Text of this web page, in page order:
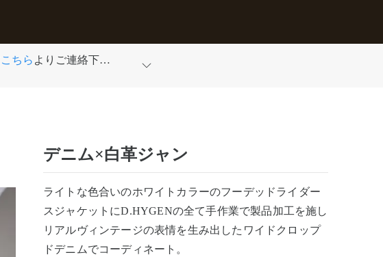
こちら よりご連絡下さ
デニム×白革ジャン
ライトな色合いのホワイトカラーのフーデッドライダー
スジャケットにD.HYGENの全て手作業で製品加工を施し
リアルヴィンテージの表情を生み出したワイドクロップ
ドデニムでコーディネート。